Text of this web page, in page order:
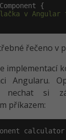
-25%
-30%
-15%
-80%
{
v Angular
řečeno v
implementací
Angularu.
si
příkazem:
calculator